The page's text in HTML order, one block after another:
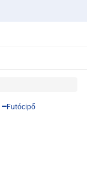
Futócipő